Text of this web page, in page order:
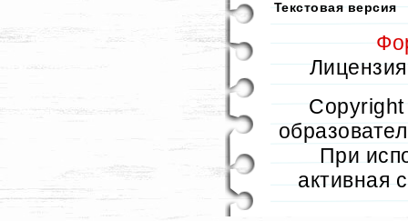
Текстовая версия
При
активная